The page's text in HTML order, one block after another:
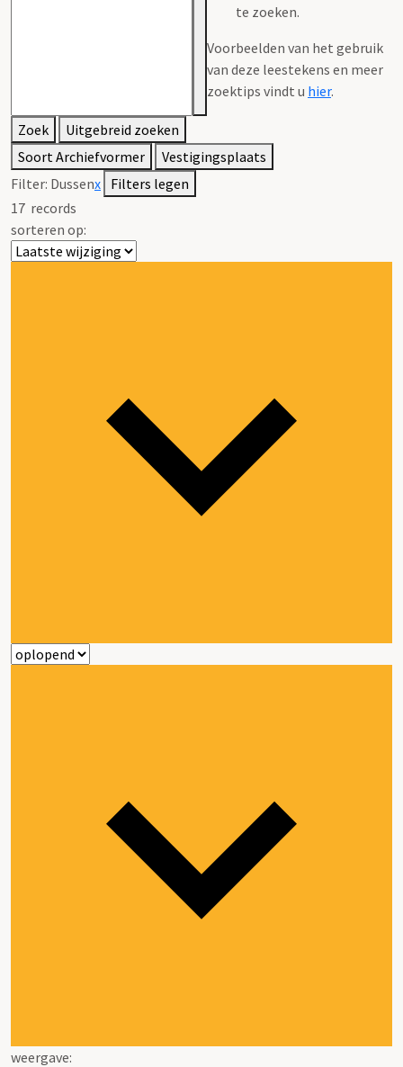
te zoeken.
Voorbeelden van het gebruik
van deze leestekens en meer
zoektips vindt u hier.
Zoek
Uitgebreid zoeken
Soort Archiefvormer
Vestigingsplaats
Filter: Dussenx Filters legen
17 records
sorteren op:
weergave: